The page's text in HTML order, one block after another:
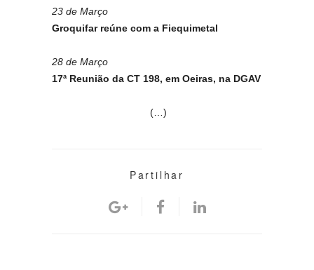
23 de Março
Groquifar reúne com a Fiequimetal
28 de Março
17ª Reunião da CT 198, em Oeiras, na DGAV
(…)
Partilhar